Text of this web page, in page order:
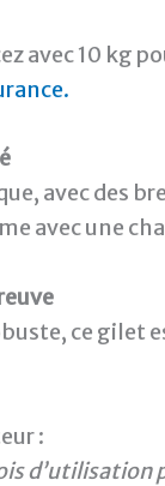
avec 10 kg
avec des
avec une
ce gilet
:
d’utilisation